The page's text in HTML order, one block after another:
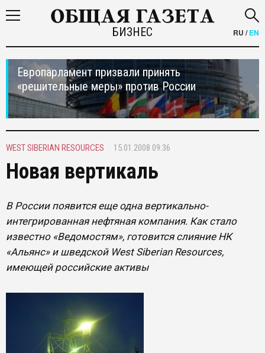
БИЗНЕС RU /EN
Европарламент призвали принять
«решительные меры» против России
WEST SIBERIAN RESOURCES 15.01.2008 09:36
Новая вертикаль
В России появится еще одна вертикально-
интегрированная нефтяная компания. Как стало
известно «Ведомостям», готовится слияние НК
«Альянс» и шведской West Siberian Resources,
имеющей российские активы